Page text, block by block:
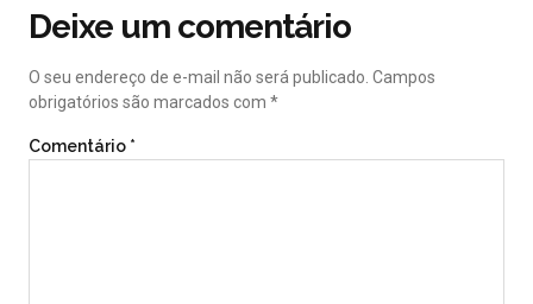
Deixe um comentário
O seu endereço de e-mail não será publicado. Campos
obrigatórios são marcados com *
Comentário *